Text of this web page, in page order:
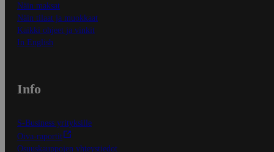
Näin maksat
Näin tilaat ja muokkaat
Kaikki ohjeet ja vinkit
In English
Info
S-Business yrityksille
Oiva-raportit
Osuuskauppojen yhteystiedot